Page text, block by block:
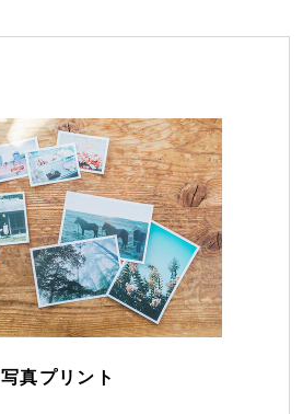
写真プリント